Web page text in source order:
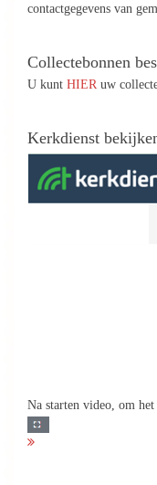
contactgegevens van
Collectebonnen
U kunt HIER uw
Kerkdienst
Na starten video, om